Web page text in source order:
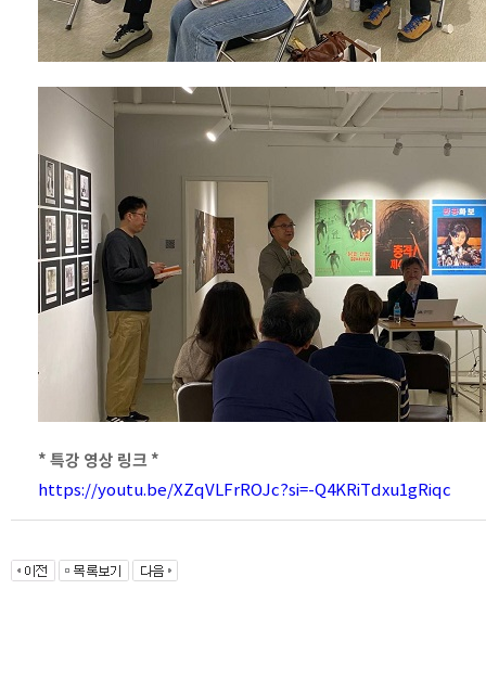
* 특강 영상 링크 *
https://youtu.be/XZqVLFrROJc?si=-Q4KRiTdxu1gRiqc